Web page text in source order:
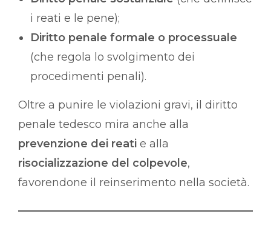
i reati e le pene);
Diritto penale formale o processuale
(che regola lo svolgimento dei
procedimenti penali).
Oltre a punire le violazioni gravi, il diritto
penale tedesco mira anche alla
prevenzione dei reati e alla
risocializzazione del colpevole,
favorendone il reinserimento nella società.